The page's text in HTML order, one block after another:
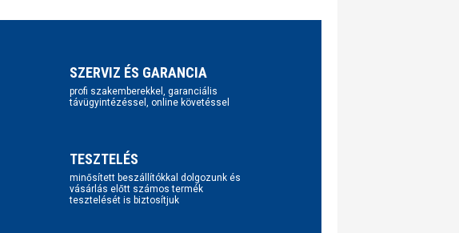
SZERVIZ ÉS GARANCIA
profi szakemberekkel, garanciális
távügyintézéssel, online követéssel
TESZTELÉS
minősített beszállítókkal dolgozunk és
vásárlás előtt számos termék
tesztelését is biztosítjuk